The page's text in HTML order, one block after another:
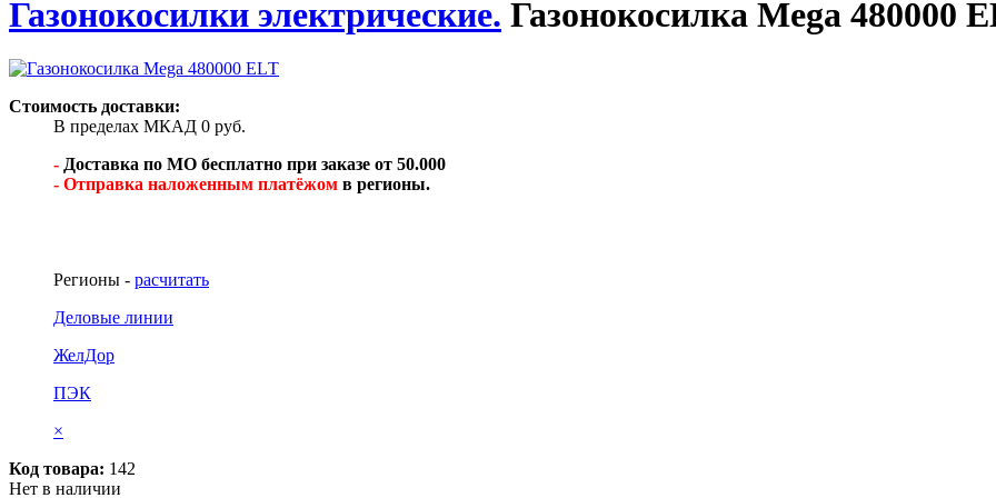
Газонокосилки электрические. Газонокосилка Mega 480000
Стоимость доставки:
В пределах МКАД 0 руб.
- Доставка по МО бесплатно при заказе от 50.000
- Отправка наложенным платёжом в регионы.
Регионы - расчитать
Деловые линии
ЖелДор
ПЭК
×
Код товара: 142
Нет в наличии